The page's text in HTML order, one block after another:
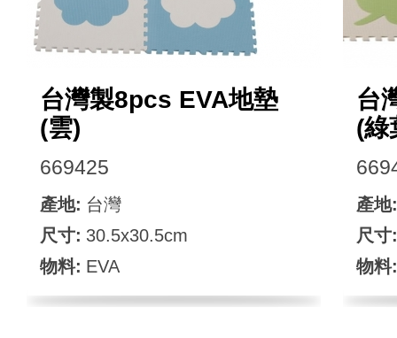
台灣製8pcs EVA地墊
(雲)
669425
產地: 台灣
尺寸: 30.5x30.5cm
物料: EVA
台
(綠
產地:
尺寸:
物料: